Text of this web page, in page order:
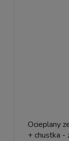
Ocieplany
+ chustka -